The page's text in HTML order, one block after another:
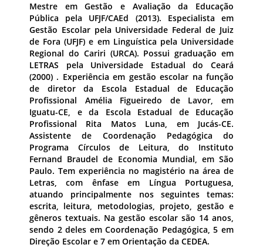
Mestre em Gestão e Avaliação da Educação
Pública pela UFJF/CAEd (2013). Especialista em
Gestão Escolar pela Universidade Federal de Juiz
de Fora (UFJF) e em Linguística pela Universidade
Regional do Cariri (URCA). Possui graduação em
LETRAS pela Universidade Estadual do Ceará
(2000) . Experiência em gestão escolar na função
de diretor da Escola Estadual de Educação
Profissional Amélia Figueiredo de Lavor, em
Iguatu-CE, e da Escola Estadual de Educação
Profissional Rita Matos Luna, em Jucás-CE.
Assistente de Coordenação Pedagógica do
Programa Círculos de Leitura, do Instituto
Fernand Braudel de Economia Mundial, em São
Paulo. Tem experiência no magistério na área de
Letras, com ênfase em Língua Portuguesa,
atuando principalmente nos seguintes temas:
escrita, leitura, metodologias, projeto, gestão e
gêneros textuais. Na gestão escolar são 14 anos,
sendo 2 deles em Coordenação Pedagógica, 5 em
Direção Escolar e 7 em Orientação da CEDEA.